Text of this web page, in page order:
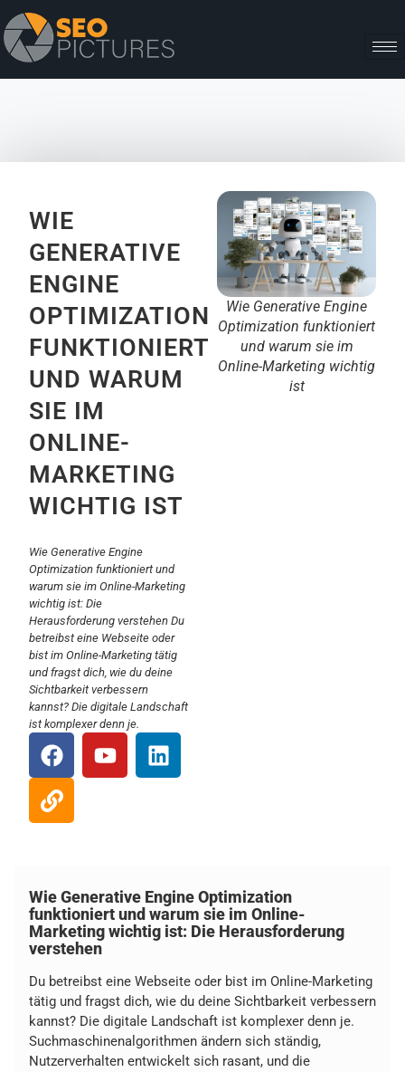
WIE
GENERATIVE
ENGINE
OPTIMIZATION
FUNKTIONIERT
UND WARUM
SIE IM
ONLINE-
MARKETING
WICHTIG IST
Wie Generative Engine
Optimization funktioniert und
warum sie im Online-Marketing
wichtig ist: Die
Herausforderung verstehen Du
betreibst eine Webseite oder
bist im Online-Marketing tätig
und fragst dich, wie du deine
Sichtbarkeit verbessern
kannst? Die digitale Landschaft
ist komplexer denn je.
Wie Generative Engine
Optimization funktioniert
und warum sie im
Online-Marketing wichtig
ist
Wie Generative Engine Optimization
funktioniert und warum sie im Online-
Marketing wichtig ist: Die Herausforderung
verstehen
Du betreibst eine Webseite oder bist im Online-Marketing
tätig und fragst dich, wie du deine Sichtbarkeit verbessern
kannst? Die digitale Landschaft ist komplexer denn je.
Suchmaschinenalgorithmen ändern sich ständig,
Nutzerverhalten entwickelt sich rasant, und die